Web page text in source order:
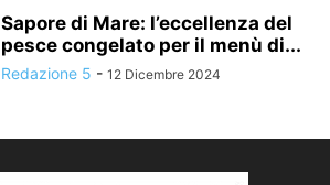
Sapore di Mare: l’eccellenza del
pesce congelato per il menù di...
Redazione 5 - 12 Dicembre 2024